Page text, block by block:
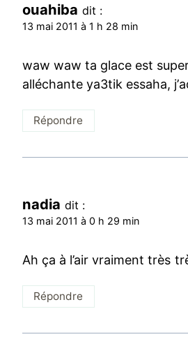
ouahiba dit :
13 mai 2011 à 1 h 28 min
waw waw ta glace est
alléchante ya3tik essaha,
Répondre
nadia dit :
13 mai 2011 à 0 h 29 min
Ah ça à l’air vraiment très
Répondre